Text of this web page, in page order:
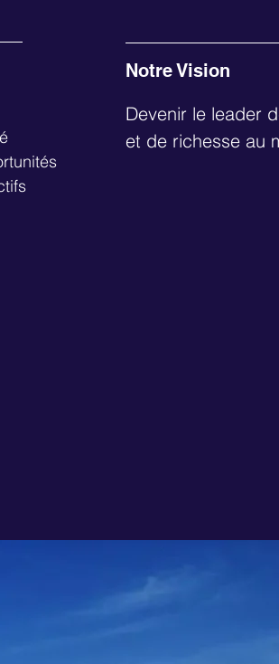
Notre Vision
Devenir le leader
et de richesse au